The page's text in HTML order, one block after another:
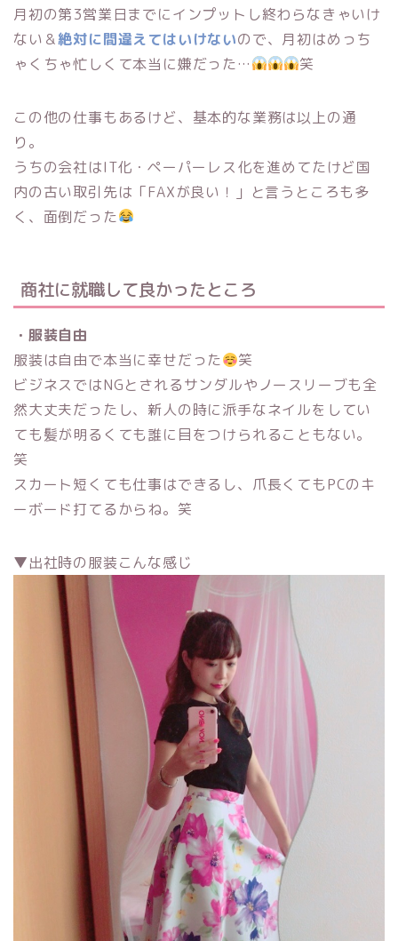
月初の第3営業日までにインプットし終わらなきゃいけ
ない＆絶対に間違えてはいけないので、月初はめっち
ゃくちゃ忙しくて本当に嫌だった…
笑
この他の仕事もあるけど、基本的な業務は以上の通
り。
うちの会社はIT化・ペーパーレス化を進めてたけど国
内の古い取引先は「FAXが良い！」と言うところも多
く、面倒だった
商社に就職して良かったところ
・服装自由
服装は自由で本当に幸せだった
笑
ビジネスではNGとされるサンダルやノースリーブも全
然大丈夫だったし、新人の時に派手なネイルをしてい
ても髪が明るくても誰に目をつけられることもない。
笑
スカート短くても仕事はできるし、爪長くてもPCのキ
ーボード打てるからね。笑
▼出社時の服装こんな感じ